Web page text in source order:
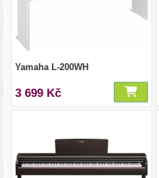
Yamaha L-200WH
3 699 Kč